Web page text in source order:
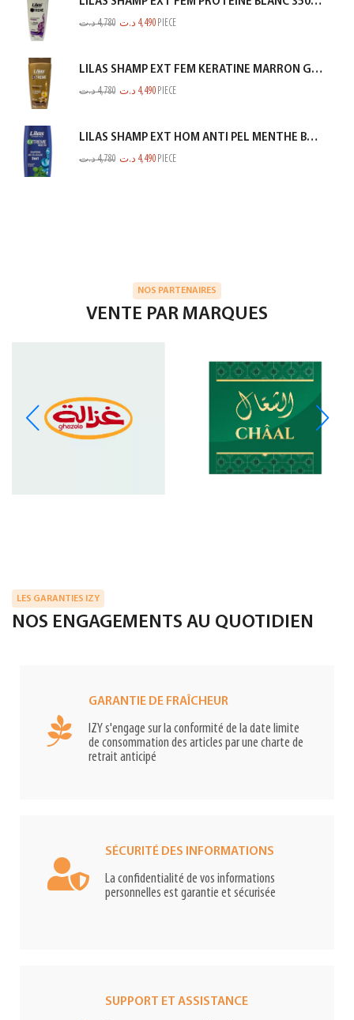
4,780د.ت 4,490 د.ت PIECE
LILAS SHAMP EXT FEM KERATINE MARRON GOLD 350ML
4,780د.ت 4,490 د.ت PIECE
LILAS SHAMP EXT HOM ANTI PEL MENTHE BLEU 350ML
4,780د.ت 4,490 د.ت PIECE
NOS PARTENAIRES
VENTE PAR MARQUES
LES GARANTIES IZY
NOS ENGAGEMENTS AU QUOTIDIEN
GARANTIE DE FRAÎCHEUR
IZY s'engage sur la conformité de la date limite
de consommation des articles par une charte de
retrait anticipé
SÉCURITÉ DES INFORMATIONS
La confidentialité de vos informations
personnelles est garantie et sécurisée
SUPPORT ET ASSISTANCE